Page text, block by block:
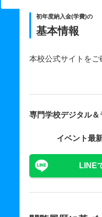
初年度納入金(学費)の
基本情報
本校公式サイトをご
専門学校デジタル
イベント最
LINE